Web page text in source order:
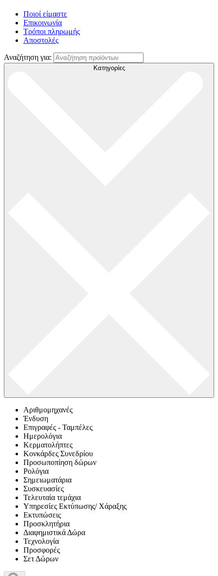
Ποιοί είμαστε
Επικοινωνία
Τρόποι πληρωμής
Αποστολές
Αναζήτηση για:
Κατηγορίες
Αριθμομηχανές
Ένδυση
Επιγραφές - Ταμπέλες
Ημερολόγια
Κερματολήπτες
Κονκάρδες Συνεδρίου
Προσωποπίηση δώρων
Ρολόγια
Σημειωματάρια
Συσκευασίες
Τελευταία τεμάχια
Υπηρεσίες Εκτύπωσης/ Χάραξης
Εκτυπώσεις
Προσκλητήρια
Διαφημιστικά Δώρα
Τεχνολογία
Προσφορές
Σετ Δώρων